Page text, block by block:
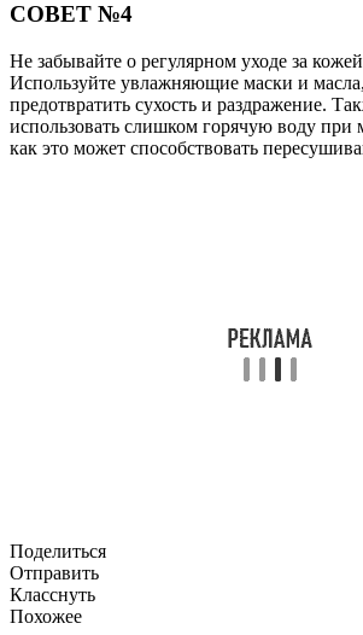
СОВЕТ №4
Не забывайте о регулярном уходе за
Используйте увлажняющие маски и
предотвратить сухость и раздражение.
использовать слишком горячую воду при
как это может способствовать
Поделиться
Отправить
Класснуть
Похожее